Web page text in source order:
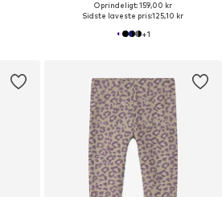
Oprindeligt: 159,00 kr
Sidste laveste pris:125,10 kr
+1